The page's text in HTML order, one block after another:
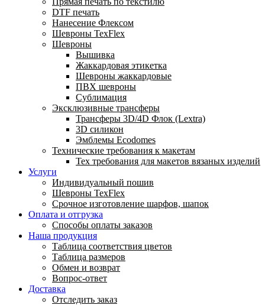
DTF печать
Нанесение Флексом
Шевроны TexFlex
Шевроны
Вышивка
Жаккардовая этикетка
Шевроны жаккардовые
ПВХ шевроны
Сублимация
Эксклюзивные трансферы
Трансферы 3D/4D Флок (Lextra)
3D силикон
Эмблемы Ecodomes
Технические требования к макетам
Тех требования для макетов вязаных изделий
Услуги
Индивидуальный пошив
Шевроны TexFlex
Срочное изготовление шарфов, шапок
Оплата и отгрузка
Способы оплаты заказов
Наша продукция
Таблица соответствия цветов
Таблица размеров
Обмен и возврат
Вопрос-ответ
Доставка
Отследить заказ